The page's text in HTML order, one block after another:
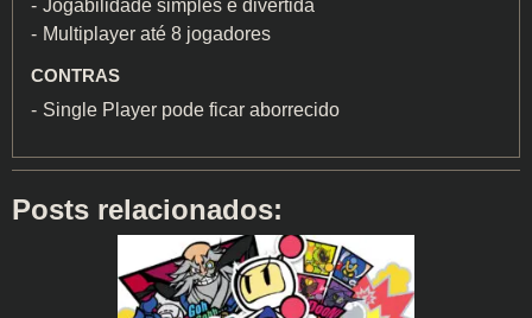
Jogabilidade simples e divertida
Multiplayer até 8 jogadores
CONTRAS
Single Player pode ficar aborrecido
Posts relacionados: